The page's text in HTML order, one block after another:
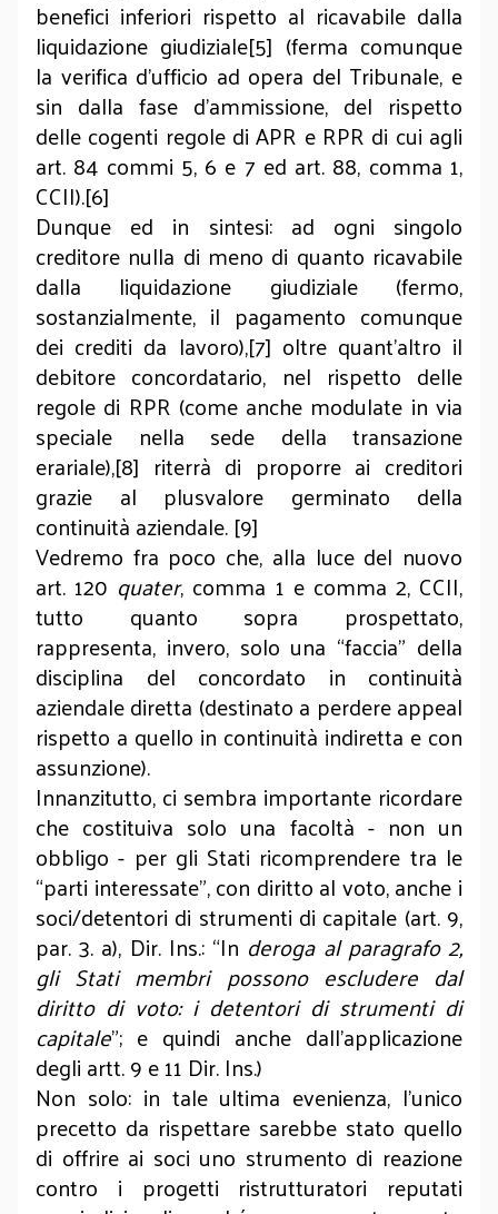
benefici inferiori rispetto al ricavabile dalla
liquidazione giudiziale[5] (ferma comunque
la verifica d’ufficio ad opera del Tribunale, e
sin dalla fase d’ammissione, del rispetto
delle cogenti regole di APR e RPR di cui agli
art. 84 commi 5, 6 e 7 ed art. 88, comma 1,
CCII).[6]
Dunque ed in sintesi: ad ogni singolo
creditore nulla di meno di quanto ricavabile
dalla liquidazione giudiziale (fermo,
sostanzialmente, il pagamento comunque
dei crediti da lavoro),[7] oltre quant’altro il
debitore concordatario, nel rispetto delle
regole di RPR (come anche modulate in via
speciale nella sede della transazione
erariale),[8] riterrà di proporre ai creditori
grazie al plusvalore germinato della
continuità aziendale. [9]
Vedremo fra poco che, alla luce del nuovo
art. 120 quater, comma 1 e comma 2, CCII,
tutto quanto sopra prospettato,
rappresenta, invero, solo una “faccia” della
disciplina del concordato in continuità
aziendale diretta (destinato a perdere appeal
rispetto a quello in continuità indiretta e con
assunzione).
Innanzitutto, ci sembra importante ricordare
che costituiva solo una facoltà - non un
obbligo - per gli Stati ricomprendere tra le
“parti interessate”, con diritto al voto, anche i
soci/detentori di strumenti di capitale (art. 9,
par. 3. a), Dir. Ins.: “In deroga al paragrafo 2,
gli Stati membri possono escludere dal
diritto di voto: i detentori di strumenti di
capitale”; e quindi anche dall’applicazione
degli artt. 9 e 11 Dir. Ins.)
Non solo: in tale ultima evenienza, l’unico
precetto da rispettare sarebbe stato quello
di offrire ai soci uno strumento di reazione
contro i progetti ristrutturatori reputati